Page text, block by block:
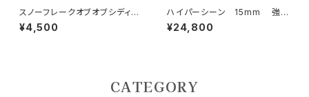
スノーフレークオブオブシディア
ン6mm ハムサハンド
¥4,500
ハイパーシーン 15mm 強い
意思と精神力、超越したパワー
¥24,800
CATEGORY